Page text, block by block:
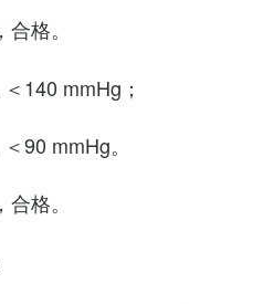
格。
140 mmHg；
90 mmHg。
格。